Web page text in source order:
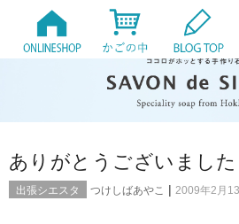
ありがとうございました
出張シエスタ つけしばあやこ | 2009年2月